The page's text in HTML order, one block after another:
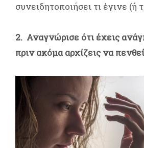
συνειδητοποιήσει τι έγινε (ή
2. Αναγνώρισε ότι έχεις
πριν ακόμα αρχίζεις να